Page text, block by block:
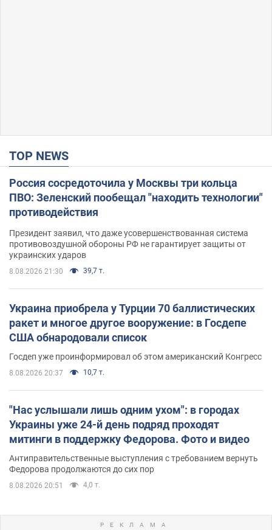
TOP NEWS
Россия сосредоточила у Москвы три кольца
ПВО: Зеленский пообещал "находить технологии"
противодействия
Президент заявил, что даже усовершенствованная система
противовоздушной обороны РФ не гарантирует защиты от
украинских ударов
8.08.2026 21:30 39,7 т.
Украина приобрела у Турции 70 баллистических
ракет и многое другое вооружение: в Госдепе
США обнародовали список
Госдеп уже проинформировал об этом американский Конгресс
8.08.2026 20:37 10,7 т.
"Нас услышали лишь одним ухом": в городах
Украины уже 24-й день подряд проходят
митинги в поддержку Федорова. Фото и видео
Антиправительственные выступления с требованием вернуть
Федорова продолжаются до сих пор
8.08.2026 20:51 4,0 т.